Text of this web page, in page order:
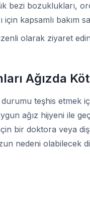
bezi bozuklukları,
için kapsamlı bakım
olarak ziyaret
Ağızda
teşhis etmek
ağız hijyeni ile
bir doktora veya
nedeni olabilecek